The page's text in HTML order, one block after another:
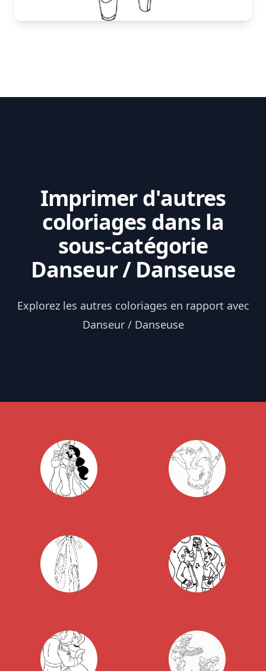
Imprimer d'autres
coloriages dans la
sous-catégorie
Danseur / Danseuse
Explorez les autres coloriages en rapport avec
Danseur / Danseuse